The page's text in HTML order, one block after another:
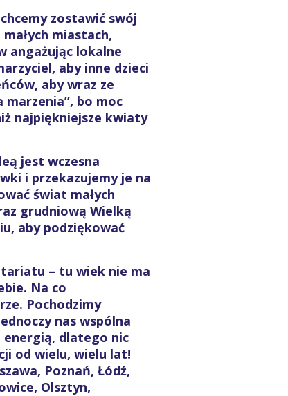
zostawić swój
miastach,
angażując lokalne
aby inne dzieci
aby wraz ze
marzenia”, bo moc
najpiękniejsze kwiaty
jest wczesna
i przekazujemy je na
świat małych
grudniową Wielką
aby podziękować
– tu wiek nie ma
Na co
Pochodzimy
nas wspólna
energią, dlatego nic
od wielu, wielu lat!
Poznań, Łódź,
Olsztyn,